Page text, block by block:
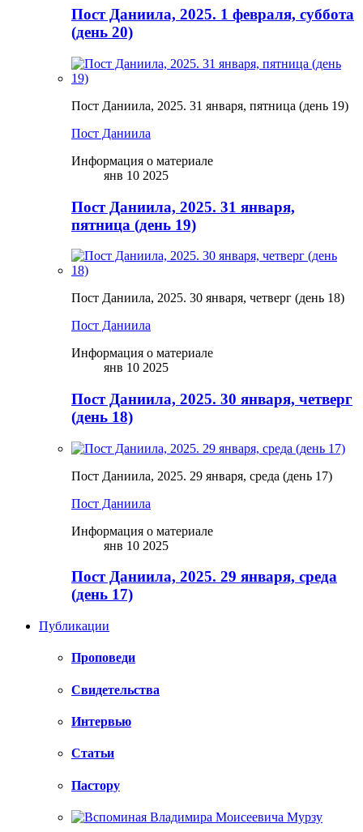
Пост Даниила, 2025. 1 февраля, суббота
(день 20)
Пост Даниила, 2025. 31 января, пятница (день 19)
Пост Даниила
Информация о материале
янв 10 2025
Пост Даниила, 2025. 31 января,
пятница (день 19)
Пост Даниила, 2025. 30 января, четверг (день 18)
Пост Даниила
Информация о материале
янв 10 2025
Пост Даниила, 2025. 30 января, четверг
(день 18)
Пост Даниила, 2025. 29 января, среда (день 17)
Пост Даниила
Информация о материале
янв 10 2025
Пост Даниила, 2025. 29 января, среда
(день 17)
Публикации
Проповеди
Свидетельства
Интервью
Статьи
Пастору